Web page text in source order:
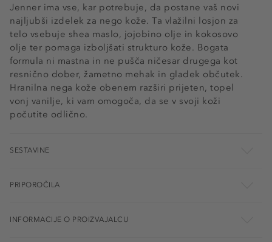
Jenner ima vse, kar potrebuje, da postane vaš novi
najljubši izdelek za nego kože. Ta vlažilni losjon za
telo vsebuje shea maslo, jojobino olje in kokosovo
olje ter pomaga izboljšati strukturo kože. Bogata
formula ni mastna in ne pušča ničesar drugega kot
resnično dober, žametno mehak in gladek občutek.
Hranilna nega kože obenem razširi prijeten, topel
vonj vanilje, ki vam omogoča, da se v svoji koži
počutite odlično.
SESTAVINE
PRIPOROČILA
INFORMACIJE O PROIZVAJALCU